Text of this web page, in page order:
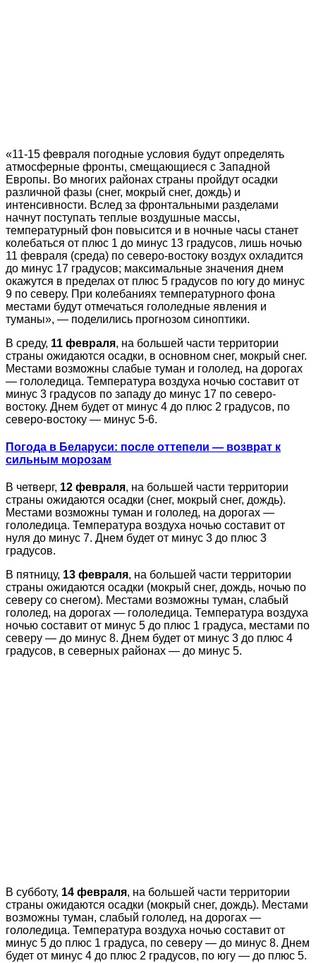
«11-15 февраля погодные условия будут определять
атмосферные фронты, смещающиеся с Западной
Европы. Во многих районах страны пройдут осадки
различной фазы (снег, мокрый снег, дождь) и
интенсивности. Вслед за фронтальными разделами
начнут поступать теплые воздушные массы,
температурный фон повысится и в ночные часы станет
колебаться от плюс 1 до минус 13 градусов, лишь ночью
11 февраля (среда) по северо-востоку воздух охладится
до минус 17 градусов; максимальные значения днем
окажутся в пределах от плюс 5 градусов по югу до минус
9 по северу. При колебаниях температурного фона
местами будут отмечаться гололедные явления и
туманы», — поделились прогнозом синоптики.
В среду, 11 февраля, на большей части территории
страны ожидаются осадки, в основном снег, мокрый снег.
Местами возможны слабые туман и гололед, на дорогах
— гололедица. Температура воздуха ночью составит от
минус 3 градусов по западу до минус 17 по северо-
востоку. Днем будет от минус 4 до плюс 2 градусов, по
северо-востоку — минус 5-6.
Погода в Беларуси: после оттепели — возврат к
сильным морозам
В четверг, 12 февраля, на большей части территории
страны ожидаются осадки (снег, мокрый снег, дождь).
Местами возможны туман и гололед, на дорогах —
гололедица. Температура воздуха ночью составит от
нуля до минус 7. Днем будет от минус 3 до плюс 3
градусов.
В пятницу, 13 февраля, на большей части территории
страны ожидаются осадки (мокрый снег, дождь, ночью по
северу со снегом). Местами возможны туман, слабый
гололед, на дорогах — гололедица. Температура воздуха
ночью составит от минус 5 до плюс 1 градуса, местами по
северу — до минус 8. Днем будет от минус 3 до плюс 4
градусов, в северных районах — до минус 5.
В субботу, 14 февраля, на большей части территории
страны ожидаются осадки (мокрый снег, дождь). Местами
возможны туман, слабый гололед, на дорогах —
гололедица. Температура воздуха ночью составит от
минус 5 до плюс 1 градуса, по северу — до минус 8. Днем
будет от минус 4 до плюс 2 градусов, по югу — до плюс 5.